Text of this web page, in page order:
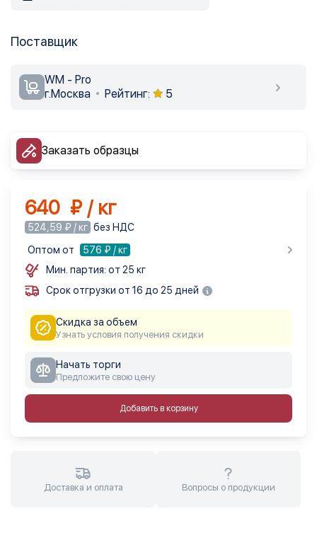
Поставщик
WM - Pro
г.Москва
Рейтинг: 5
Заказать образцы
640 ₽ / кг
524,59 ₽ / кг без НДС
Оптом от
576 ₽ / кг
Мин. партия: от 25 кг
Срок отгрузки от 16 до 25 дней
Скидка за объем
Узнать условия получения скидки
Начать торги
Предложите свою цену
Добавить в корзину
Доставка и оплата Вопросы о продукции